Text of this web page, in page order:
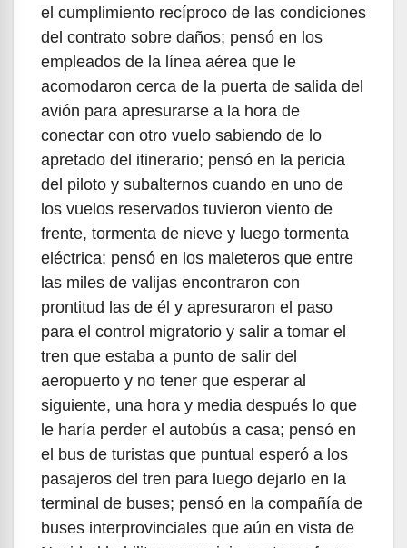
el cumplimiento recíproco de las condiciones
del contrato sobre daños; pensó en los
empleados de la línea aérea que le
acomodaron cerca de la puerta de salida del
avión para apresurarse a la hora de
conectar con otro vuelo sabiendo de lo
apretado del itinerario; pensó en la pericia
del piloto y subalternos cuando en uno de
los vuelos reservados tuvieron viento de
frente, tormenta de nieve y luego tormenta
eléctrica; pensó en los maleteros que entre
las miles de valijas encontraron con
prontitud las de él y apresuraron el paso
para el control migratorio y salir a tomar el
tren que estaba a punto de salir del
aeropuerto y no tener que esperar al
siguiente, una hora y media después lo que
le haría perder el autobús a casa; pensó en
el bus de turistas que puntual esperó a los
pasajeros del tren para luego dejarlo en la
terminal de buses; pensó en la compañía de
buses interprovinciales que aún en vista de